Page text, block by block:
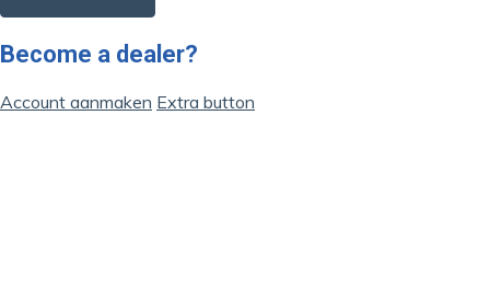
Become a dealer?
Account aanmaken Extra button